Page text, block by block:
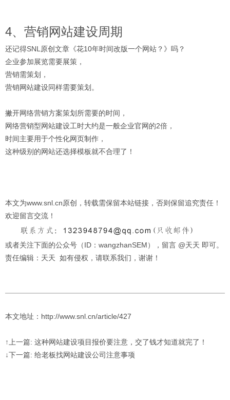
4、营销网站建设周期
还记得SNL原创文章《花10年时间改版一个网站？》吗？
企业参加展览需要展策，
营销需策划，
营销网站建设同样需要策划。
撇开网络营销方案策划所需要的时间，
网络营销型网站建设工时大约是一般企业官网的2倍，
时间主要用于个性化网页制作，
这种级别的网站还选择模板就不合理了！
本文为www.snl.cn原创，转载需保留本站链接，否则保留追究责任！
欢迎留言交流！
或者关注下面的公众号（ID：wangzhanSEM），留言 @天天 即可。
责任编辑：天天 如有侵权，请联系我们，谢谢！
本文地址：http://www.snl.cn/article/427
↑上一篇: 这种网站建设项目报价要注意，交了钱才知道就完了！
↓下一篇: 给老板找网站建设公司注意事项